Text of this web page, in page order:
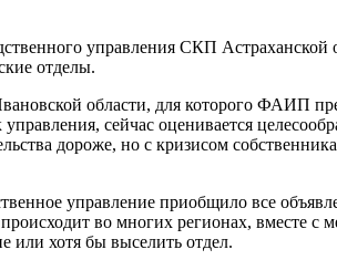
управления СКП Астраханской
отделы.
области, для которого ФАИП
сейчас оценивается
дороже, но с кризисом
управление приобщило все
во многих регионах, вместе с
или хотя бы выселить отдел.